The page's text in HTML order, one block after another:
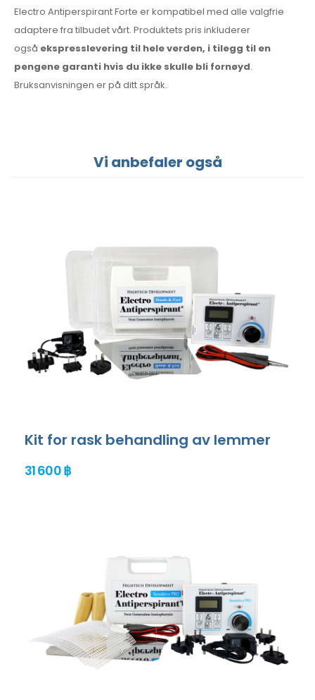
Electro Antiperspirant Forte er kompatibel med alle valgfrie
adaptere fra tilbudet vårt. Produktets pris inkluderer
også ekspresslevering til hele verden, i tilegg til en
pengene garanti hvis du ikke skulle bli fornøyd.
Bruksanvisningen er på ditt språk.
Vi anbefaler også
Kit for rask behandling av lemmer
31 600 ฿